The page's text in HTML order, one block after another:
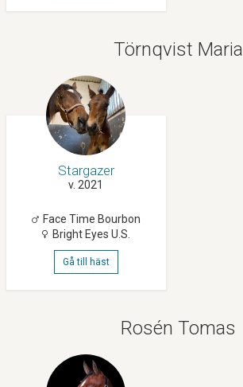
Törnqvist Maria
Stargazer
v. 2021
Face Time Bourbon
Bright Eyes U.s.
Gå till häst
Rosén Tomas